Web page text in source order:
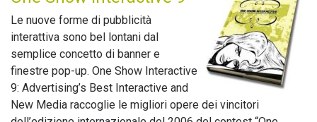
Le nuove forme di pubblicità
interattiva sono bel lontani dal
semplice concetto di banner e
finestre pop-up. One Show Interactive
9: Advertising’s Best Interactive and
New Media raccoglie le migliori opere dei vincitori